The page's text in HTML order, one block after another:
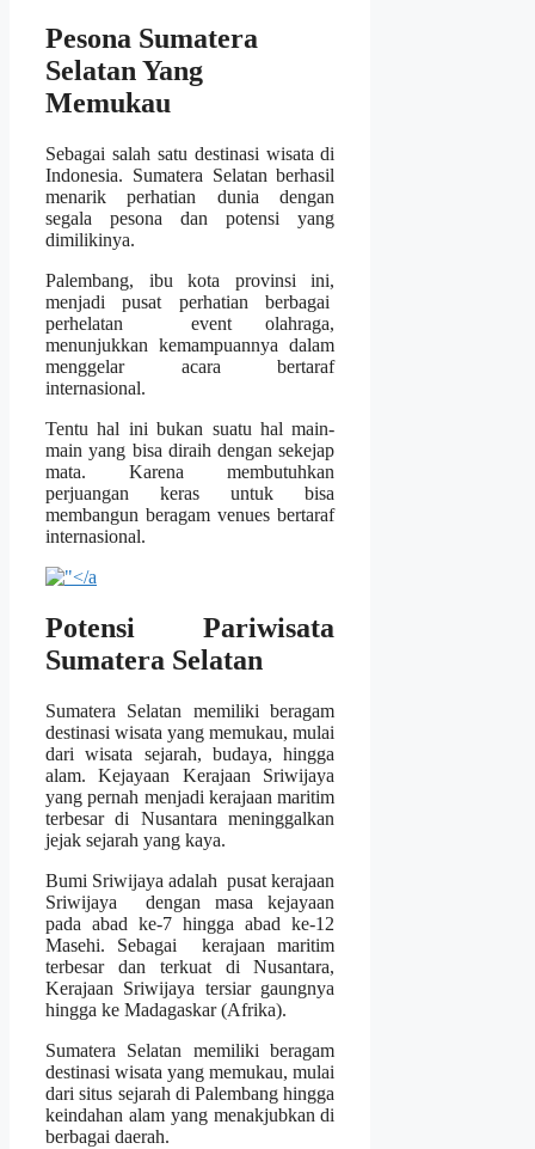
Pesona Sumatera
Selatan Yang
Memukau
Sebagai salah satu destinasi wisata di
Indonesia. Sumatera Selatan berhasil
menarik perhatian dunia dengan
segala pesona dan potensi yang
dimilikinya.
Palembang, ibu kota provinsi ini,
menjadi pusat perhatian berbagai
perhelatan event olahraga,
menunjukkan kemampuannya dalam
menggelar acara bertaraf
internasional.
Tentu hal ini bukan suatu hal main-
main yang bisa diraih dengan sekejap
mata. Karena membutuhkan
perjuangan keras untuk bisa
membangun beragam venues bertaraf
internasional.
Potensi Pariwisata
Sumatera Selatan
Sumatera Selatan memiliki beragam
destinasi wisata yang memukau, mulai
dari wisata sejarah, budaya, hingga
alam. Kejayaan Kerajaan Sriwijaya
yang pernah menjadi kerajaan maritim
terbesar di Nusantara meninggalkan
jejak sejarah yang kaya.
Bumi Sriwijaya adalah pusat kerajaan
Sriwijaya dengan masa kejayaan
pada abad ke-7 hingga abad ke-12
Masehi. Sebagai kerajaan maritim
terbesar dan terkuat di Nusantara,
Kerajaan Sriwijaya tersiar gaungnya
hingga ke Madagaskar (Afrika).
Sumatera Selatan memiliki beragam
destinasi wisata yang memukau, mulai
dari situs sejarah di Palembang hingga
keindahan alam yang menakjubkan di
berbagai daerah.